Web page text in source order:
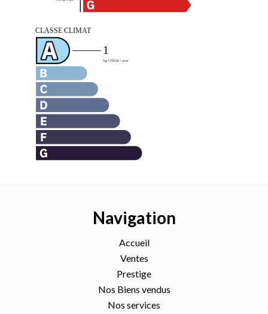
Navigation
Accueil
Ventes
Prestige
Nos Biens vendus
Nos services